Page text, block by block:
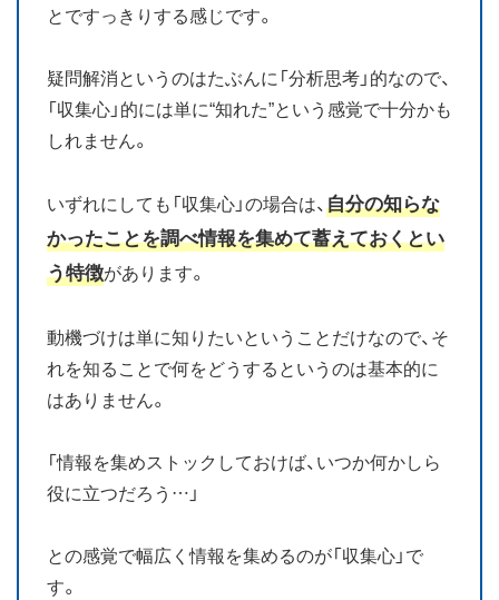
とですっきりする感じです。
疑問解消というのはたぶんに「分析思考」的なので、
「収集心」的には単に“知れた”という感覚で十分かも
しれません。
いずれにしても「収集心」の場合は、自分の知らな
かったことを調べ情報を集めて蓄えておくとい
う特徴があります。
動機づけは単に知りたいということだけなので、そ
れを知ることで何をどうするというのは基本的に
はありません。
「情報を集めストックしておけば、いつか何かしら
役に立つだろう…」
との感覚で幅広く情報を集めるのが「収集心」で
す。